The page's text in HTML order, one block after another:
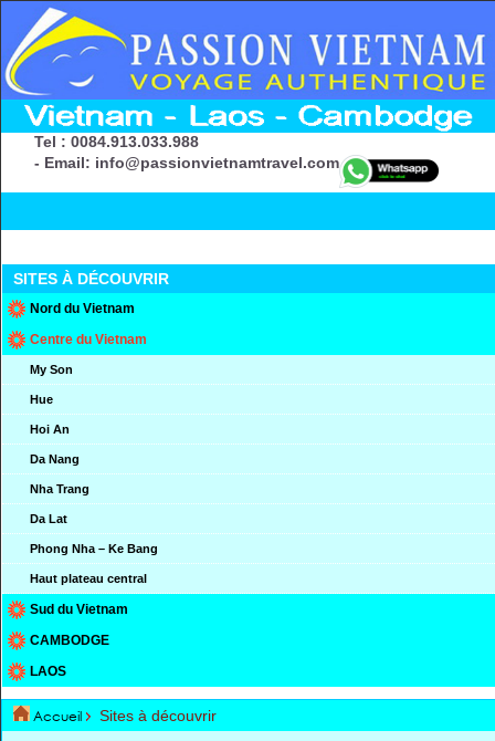
Tel : 0084.913.033.988
- Email: info@passionvietnamtravel.com
SITES À DÉCOUVRIR
Nord du Vietnam
Centre du Vietnam
My Son
Hue
Hoi An
Da Nang
Nha Trang
Da Lat
Phong Nha – Ke Bang
Haut plateau central
Sud du Vietnam
CAMBODGE
LAOS
Accueil Sites à découvrir